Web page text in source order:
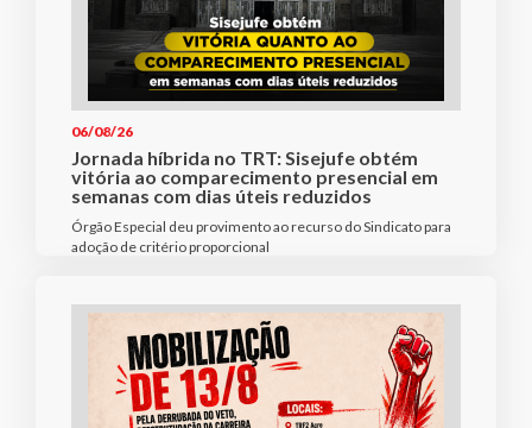
06/08/26
Jornada híbrida no TRT: Sisejufe obtém
vitória ao comparecimento presencial em
semanas com dias úteis reduzidos
Órgão Especial deu provimento ao recurso do Sindicato para
adoção de critério proporcional